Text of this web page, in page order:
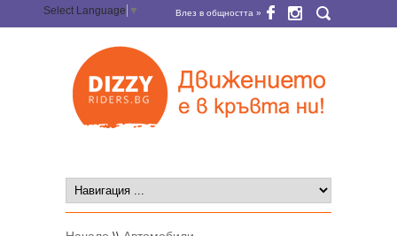
Select Language ▼ Влез в общността »